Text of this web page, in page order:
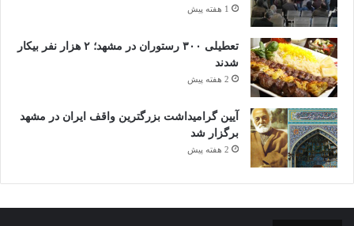
1 هفته پیش
تعطیلی ۳۰۰ رستوران در مشهد؛ ۲ هزار نفر بیکار
شدند
2 هفته پیش
آیین گرامیداشت بزرگترین واقف ایران در مشهد
برگزار شد
2 هفته پیش